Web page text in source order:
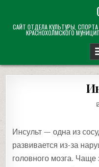
content
САЙТ ОТДЕЛА КУЛЬТУРЫ,
КРАСНОХОЛМСКОГО
Инсульт — одна из
развивается из-за
головного мозга.